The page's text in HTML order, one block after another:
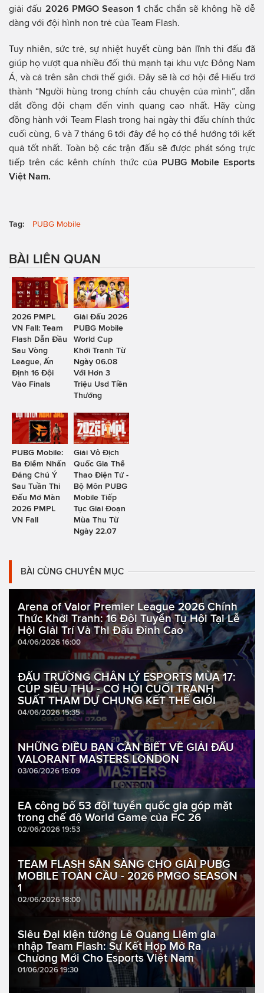
giải đấu 2026 PMGO Season 1 chắc chắn sẽ không hề dễ
dàng với đội hình non trẻ của Team Flash.
Tuy nhiên, sức trẻ, sự nhiệt huyết cùng bản lĩnh thi đấu đã
giúp họ vượt qua nhiều đối thủ mạnh tại khu vực Đông Nam
Á, và cả trên sân chơi thế giới. Đây sẽ là cơ hội để Hiếu trở
thành “Người hùng trong chính câu chuyện của mình”, dẫn
dắt đồng đội chạm đến vinh quang cao nhất. Hãy cùng
đồng hành với Team Flash trong hai ngày thi đấu chính thức
cuối cùng, 6 và 7 tháng 6 tới đây để họ có thể hướng tới kết
quả tốt nhất. Toàn bộ các trận đấu sẽ được phát sóng trực
tiếp trên các kênh chính thức của PUBG Mobile Esports
Việt Nam.
Tag: PUBG Mobile
BÀI LIÊN QUAN
2026 PMPL
VN Fall: Team
Flash Dẫn Đầu
Sau Vòng
League, Ấn
Định 16 Đội
Vào Finals
Giải Đấu 2026
PUBG Mobile
World Cup
Khởi Tranh Từ
Ngày 06.08
Với Hơn 3
Triệu Usd Tiền
Thưởng
PUBG Mobile:
Ba Điểm Nhấn
Đáng Chú Ý
Sau Tuần Thi
Đấu Mở Màn
2026 PMPL
VN Fall
Giải Vô Địch
Quốc Gia Thể
Thao Điện Tử -
Bộ Môn PUBG
Mobile Tiếp
Tục Giai Đoạn
Mùa Thu Từ
Ngày 22.07
BÀI CÙNG CHUYÊN MỤC
Arena of Valor Premier League 2026 Chính
Thức Khởi Tranh: 16 Đội Tuyển Tụ Hội Tại Lễ
Hội Giải Trí Và Thi Đấu Đỉnh Cao
04/06/2026 16:00
ĐẤU TRƯỜNG CHÂN LÝ ESPORTS MÙA 17:
CÚP SIÊU THÚ - CƠ HỘI CUỐI TRANH
SUẤT THAM DỰ CHUNG KẾT THẾ GIỚI
04/06/2026 15:35
NHỮNG ĐIỀU BẠN CẦN BIẾT VỀ GIẢI ĐẤU
VALORANT MASTERS LONDON
03/06/2026 15:09
EA công bố 53 đội tuyển quốc gia góp mặt
trong chế độ World Game của FC 26
02/06/2026 19:53
TEAM FLASH SẴN SÀNG CHO GIẢI PUBG
MOBILE TOÀN CẦU - 2026 PMGO SEASON
1
02/06/2026 18:00
Siêu Đại kiện tướng Lê Quang Liêm gia
nhập Team Flash: Sự Kết Hợp Mở Ra
Chương Mới Cho Esports Việt Nam
01/06/2026 19:30